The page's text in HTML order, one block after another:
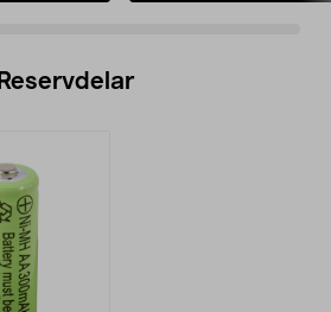
Reservdelar